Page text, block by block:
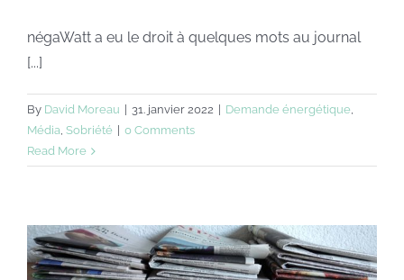
négaWatt a eu le droit à quelques mots au journal
[...]
By David Moreau 31. janvier 2022 Demande énergétique,
Média, Sobriété
0 Comments
Read More